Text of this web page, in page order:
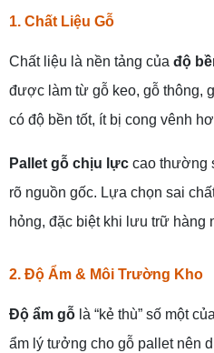
1. Chất Liệu Gỗ
Chất liệu là nền tảng của độ
được làm từ gỗ keo, gỗ thông,
có độ bền tốt, ít bị cong vênh
Pallet gỗ chịu lực cao thường
rõ nguồn gốc. Lựa chọn sai
hỏng, đặc biệt khi lưu trữ hàng
2. Độ Ẩm & Môi Trường Kho
Độ ẩm gỗ là “kẻ thù” số một của
ẩm lý tưởng cho gỗ pallet nên